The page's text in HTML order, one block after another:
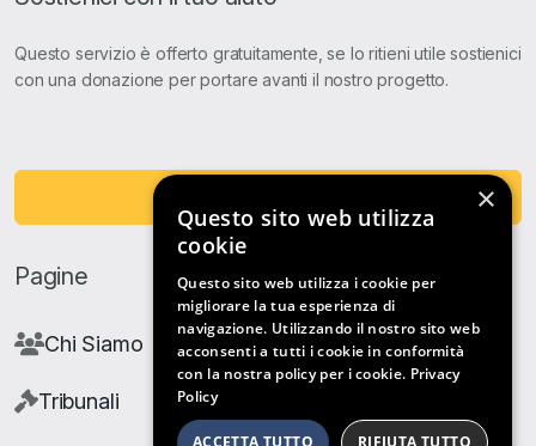
Questo servizio è offerto gratuitamente, se lo ritieni utile sostienici
con una donazione per portare avanti il nostro progetto.
Pagine
Chi Siamo
Tribunali
×
Questo sito web utilizza
cookie
Questo sito web utilizza i cookie per
migliorare la tua esperienza di
navigazione. Utilizzando il nostro sito web
acconsenti a tutti i cookie in conformità
con la nostra policy per i cookie. Privacy
Policy
ACCETTA TUTTO RIFIUTA TUTTO